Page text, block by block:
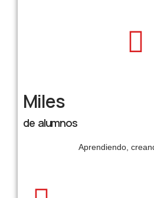
Miles
de alumnos
Aprendiendo,